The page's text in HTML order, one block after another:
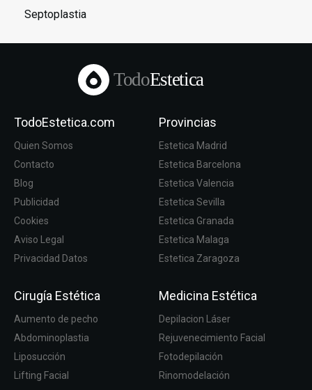
Septoplastia
TodoEstetica
TodoEstetica.com
Quien Somos
Contacto
Blog
Publicidad
Cookies
Aviso Legal
Privacidad Datos
Provincias
Estetica Madrid
Estetica Barcelona
Estetica Valencia
Estetica Sevilla
Estetica Granada
Estetica Malaga
Estetica Zaragoza
Cirugía Estética
Aumento de pecho
Abdominoplastia
Liposucción
Lifting Facial
Medicina Estética
Depilacion Láser
Rejuvenecimiento Facial
Fotodepilación
Rinomodelación